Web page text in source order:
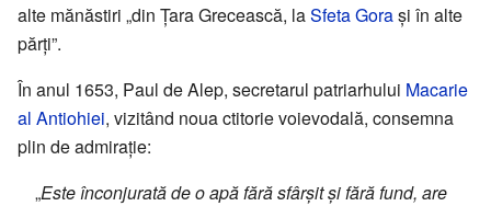
alte mănăstiri „din Țara Grecească, laSfeta Gorași în alte
părți”.
În anul 1653, Paul de Alep, secretarul patriarhului Macarie
al Antiohiei, vizitând noua ctitorie voievodală, consemna
plin de admirație:
„Este înconjurată de o apă fără sfârșit și fără fund, are